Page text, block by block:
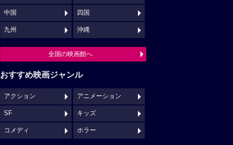
中国 四国
九州 沖縄
全国の映画館へ
おすすめ映画ジャンル
アクション アニメーション
SF キッズ
コメディ ホラー